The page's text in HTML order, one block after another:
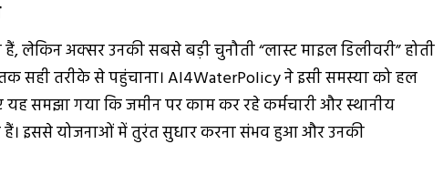
लेकिन अक्सर उनकी सबसे बड़ी चुनौती “लास्ट माइल डिलीवरी” होती
सही तरीके से पहुंचाना। AI4WaterPolicy ने इसी समस्या को हल
समझा गया कि जमीन पर काम कर रहे कर्मचारी और स्थानीय
हैं। इससे योजनाओं में तुरंत सुधार करना संभव हुआ और उनकी